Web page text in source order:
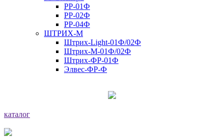
РР-01Ф
РР-02Ф
РР-04Ф
ШТРИХ-М
Штрих-Light-01Ф/02Ф
Штрих-М-01Ф/02Ф
Штрих-ФР-01Ф
Элвес-ФР-Ф
каталог